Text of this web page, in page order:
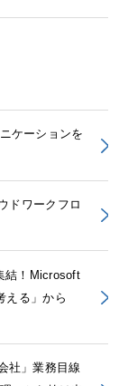
ケーションを
ドワークフロ
結！Microsoft
える」から
社」業務目線